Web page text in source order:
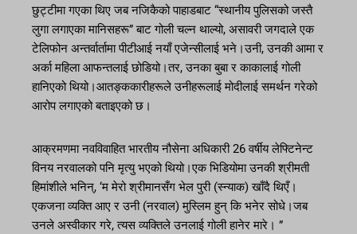
छुट्टीमा गएका थिए जब नजिकैको पाहाडबाट “स्थानीय पुलिसको जस्तै
लुगा लगाएका मानिसहरू” बाट गोली चल्न थाल्यो, असावरी जगदाले एक
टेलिफोन अन्तर्वार्तामा पीटीआई नयाँ एजेन्सीलाई भने।उनी, उनकी आमा र
अर्का महिला आफन्तलाई छोडियो।तर, उनका बुबा र काकालाई गोली
हानिएको थियो।आतङ्ककारीहरूले उनीहरूलाई मोदीलाई समर्थन गरेको
आरोप लगाएको बताइएको छ।
आक्रमणमा नवविवाहित भारतीय नौसेना अधिकारी 26 वर्षीय लेफ्टिनेन्ट
विनय नरवालको पनि मृत्यु भएको थियो।एक भिडियोमा उनकी श्रीमती
हिमांशीले भनिन्, ‘म मेरो श्रीमानसँग भेल पुरी (स्न्याक) खाँदै थिएँ।
एकजना व्यक्ति आए र उनी (नरवाल) मुस्लिम हुन् कि भनेर सोधे।जब
उनले अस्वीकार गरे, त्यस व्यक्तिले उनलाई गोली हानेर मारे। ”